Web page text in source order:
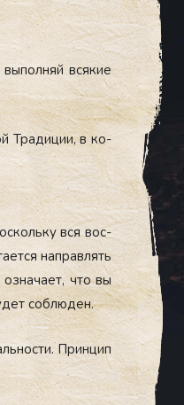
вся­кие
Тра­диции, в ко­
вся вос­
нап­равлять
что вы
соб­лю­ден.
Прин­цип